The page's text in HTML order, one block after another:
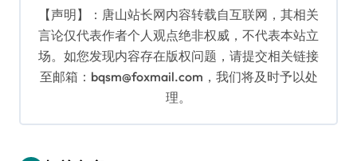
【声明】：唐山站长网内容转载自互联网，其相关
言论仅代表作者个人观点绝非权威，不代表本站立
场。如您发现内容存在版权问题，请提交相关链接
至邮箱：bqsm@foxmail.com，我们将及时予以处
理。